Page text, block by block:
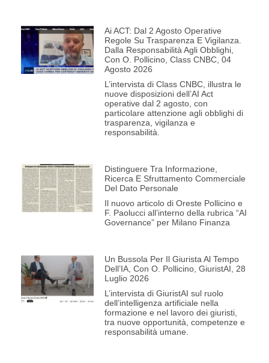
Ai ACT: Dal 2 Agosto Operative
Regole Su Trasparenza E Vigilanza.
Dalla Responsabilità Agli Obblighi,
Con O. Pollicino, Class CNBC, 04
Agosto 2026
L’intervista di Class CNBC, illustra le
nuove disposizioni dell’AI Act
operative dal 2 agosto, con
particolare attenzione agli obblighi di
trasparenza, vigilanza e
responsabilità.
Distinguere Tra Informazione,
Ricerca E Sfruttamento Commerciale
Del Dato Personale
Il nuovo articolo di Oreste Pollicino e
F. Paolucci all’interno della rubrica “AI
Governance” per Milano Finanza
Un Bussola Per Il Giurista Al Tempo
Dell’IA, Con O. Pollicino, GiuristAI, 28
Luglio 2026
L’intervista di GiuristAI sul ruolo
dell’intelligenza artificiale nella
formazione e nel lavoro dei giuristi,
tra nuove opportunità, competenze e
responsabilità umane.